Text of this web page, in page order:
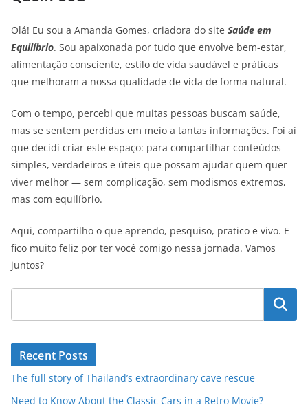
Olá! Eu sou a Amanda Gomes, criadora do site Saúde em
Equilíbrio. Sou apaixonada por tudo que envolve bem-estar,
alimentação consciente, estilo de vida saudável e práticas
que melhoram a nossa qualidade de vida de forma natural.
Com o tempo, percebi que muitas pessoas buscam saúde,
mas se sentem perdidas em meio a tantas informações. Foi aí
que decidi criar este espaço: para compartilhar conteúdos
simples, verdadeiros e úteis que possam ajudar quem quer
viver melhor — sem complicação, sem modismos extremos,
mas com equilíbrio.
Aqui, compartilho o que aprendo, pesquiso, pratico e vivo. E
fico muito feliz por ter você comigo nessa jornada. Vamos
juntos?
Pesquisar
Recent Posts
The full story of Thailand’s extraordinary cave rescue
Need to Know About the Classic Cars in a Retro Movie?